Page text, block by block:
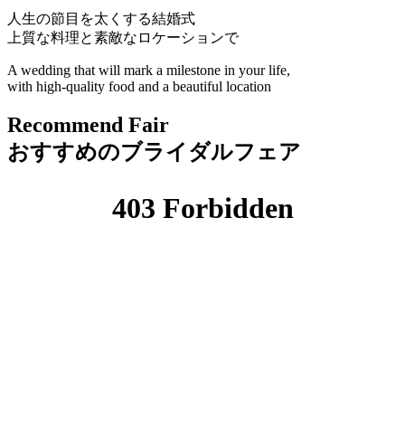
人生の節目を太くする結婚式
上質な料理と素敵なロケーションで
A wedding that will mark a milestone in your life,
with high-quality food and a beautiful location
Recommend Fair
おすすめのブライダルフェア